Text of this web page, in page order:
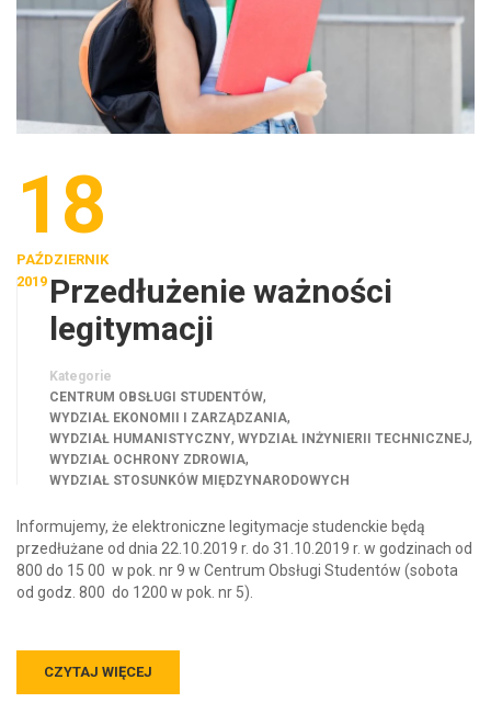
18
PAŹDZIERNIK
2019 Przedłużenie ważności
legitymacji
Kategorie
CENTRUM OBSŁUGI STUDENTÓW,
WYDZIAŁ EKONOMII I ZARZĄDZANIA,
WYDZIAŁ HUMANISTYCZNY, WYDZIAŁ INŻYNIERII TECHNICZNEJ,
WYDZIAŁ OCHRONY ZDROWIA,
WYDZIAŁ STOSUNKÓW MIĘDZYNARODOWYCH
Informujemy, że elektroniczne legitymacje studenckie będą
przedłużane od dnia 22.10.2019 r. do 31.10.2019 r. w godzinach od
800 do 15 00 w pok. nr 9 w Centrum Obsługi Studentów (sobota
od godz. 800 do 1200 w pok. nr 5).
CZYTAJ WIĘCEJ